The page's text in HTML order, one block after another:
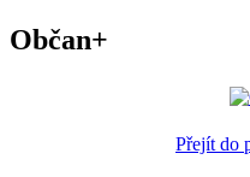
Občan+
Přejít do